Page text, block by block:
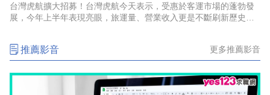
台灣虎航擴大招募！台灣虎航今天表示，受惠於客運市場的蓬勃發
展，今年上半年表現亮眼，旅運量、營業收入更是不斷刷新歷史紀
推薦影音 更多推薦影音